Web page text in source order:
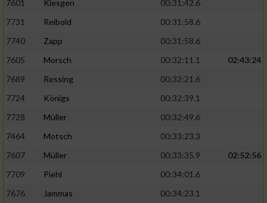
7601
Kiesgen
00:31:42.6
7731
Reibold
00:31:58.6
7740
Zapp
00:31:58.6
7605
Morsch 00:32:11.1
02:43:24
7689
Ressing
00:32:21.6
7724
Königs
00:32:39.1
7728
Müller
00:32:49.6
7464
Motsch
00:33:23.3
7607
Müller 00:33:35.9
02:52:56
7709
Piehl
00:34:01.6
7676
Jammas
00:34:23.1
Verwendung reduzierter Daten zur Auswahl
von Werbeanzeigen
Erstellung von Profilen für personalisierte
Verwendung von Profilen zur Auswahl
Erstellung von Profilen zur Personalisierung
Verwendung von Profilen zur Auswahl
Messung der Werbeleistung